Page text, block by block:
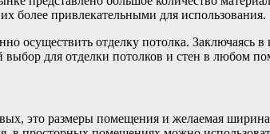
более привлекательными для использования.
осуществить отделку потолка. Заключаясь
для отделки потолков и стен в любом
это размеры помещения и желаемая